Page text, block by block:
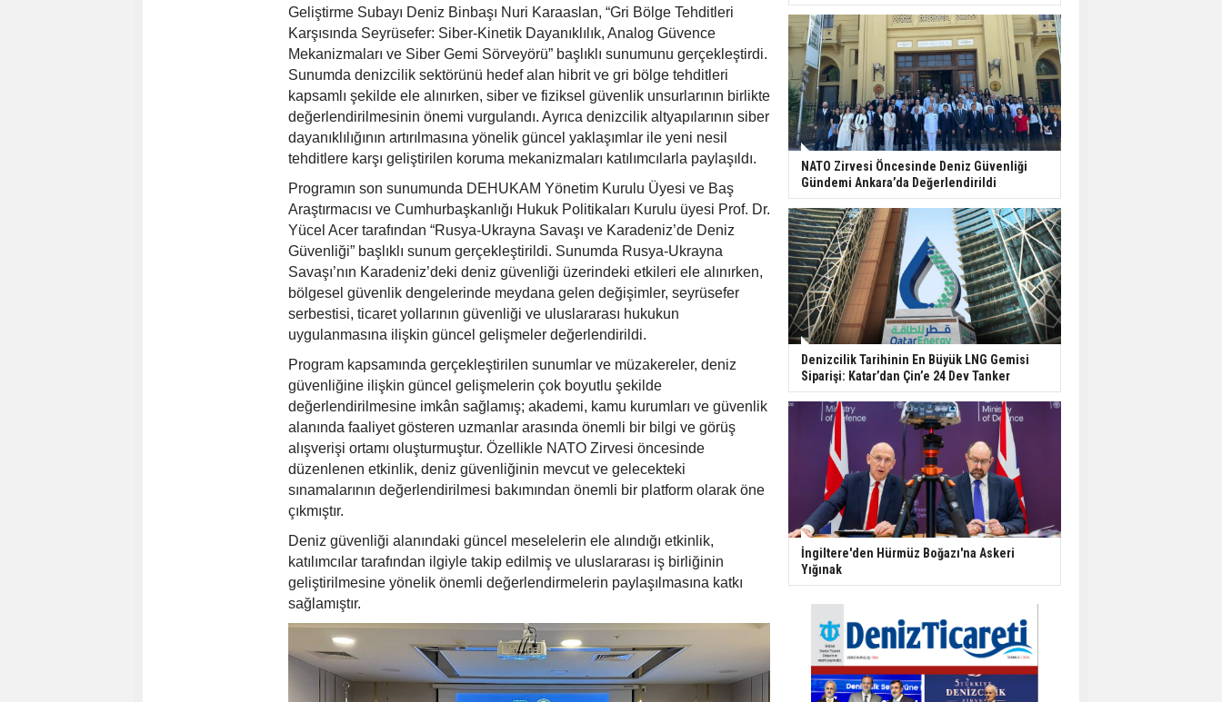
Geliştirme Subayı Deniz Binbaşı Nuri Karaaslan, “Gri Bölge Tehditleri
Karşısında Seyrüsefer: Siber-Kinetik Dayanıklılık, Analog Güvence
Mekanizmaları ve Siber Gemi Sörveyörü” başlıklı sunumunu gerçekleştirdi.
Sunumda denizcilik sektörünü hedef alan hibrit ve gri bölge tehditleri
kapsamlı şekilde ele alınırken, siber ve fiziksel güvenlik unsurlarının birlikte
değerlendirilmesinin önemi vurgulandı. Ayrıca denizcilik altyapılarının siber
dayanıklılığının artırılmasına yönelik güncel yaklaşımlar ile yeni nesil
tehditlere karşı geliştirilen koruma mekanizmaları katılımcılarla paylaşıldı.
Programın son sunumunda DEHUKAM Yönetim Kurulu Üyesi ve Baş
Araştırmacısı ve Cumhurbaşkanlığı Hukuk Politikaları Kurulu üyesi Prof. Dr.
Yücel Acer tarafından “Rusya-Ukrayna Savaşı ve Karadeniz’de Deniz
Güvenliği” başlıklı sunum gerçekleştirildi. Sunumda Rusya-Ukrayna
Savaşı’nın Karadeniz’deki deniz güvenliği üzerindeki etkileri ele alınırken,
bölgesel güvenlik dengelerinde meydana gelen değişimler, seyrüsefer
serbestisi, ticaret yollarının güvenliği ve uluslararası hukukun
uygulanmasına ilişkin güncel gelişmeler değerlendirildi.
Program kapsamında gerçekleştirilen sunumlar ve müzakereler, deniz
güvenliğine ilişkin güncel gelişmelerin çok boyutlu şekilde
değerlendirilmesine imkân sağlamış; akademi, kamu kurumları ve güvenlik
alanında faaliyet gösteren uzmanlar arasında önemli bir bilgi ve görüş
alışverişi ortamı oluşturmuştur. Özellikle NATO Zirvesi öncesinde
düzenlenen etkinlik, deniz güvenliğinin mevcut ve gelecekteki
sınamalarının değerlendirilmesi bakımından önemli bir platform olarak öne
çıkmıştır.
Deniz güvenliği alanındaki güncel meselelerin ele alındığı etkinlik,
katılımcılar tarafından ilgiyle takip edilmiş ve uluslararası iş birliğinin
geliştirilmesine yönelik önemli değerlendirmelerin paylaşılmasına katkı
sağlamıştır.
NATO Zirvesi Öncesinde Deniz Güvenliği
Gündemi Ankara’da Değerlendirildi
Denizcilik Tarihinin En Büyük LNG Gemisi
Siparişi: Katar’dan Çin’e 24 Dev Tanker
İngiltere'den Hürmüz Boğazı'na Askeri
Yığınak